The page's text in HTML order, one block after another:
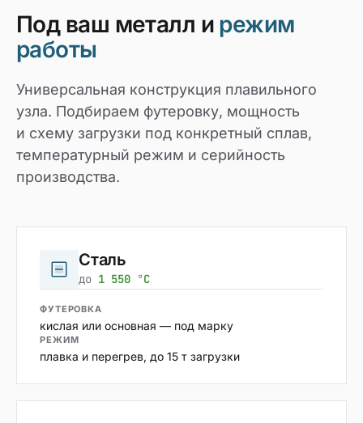
Под ваш металл и режим
работы
Универсальная конструкция плавильного
узла. Подбираем футеровку, мощность
и схему загрузки под конкретный сплав,
температурный режим и серийность
производства.
Сталь
до 1 550 °C
ФУТЕРОВКА
кислая или основная — под марку
РЕЖИМ
плавка и перегрев, до 15 т загрузки